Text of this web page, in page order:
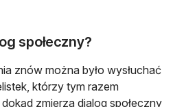
społeczny?
znów można było wysłuchać
którzy tym razem
zmierza dialog społeczny